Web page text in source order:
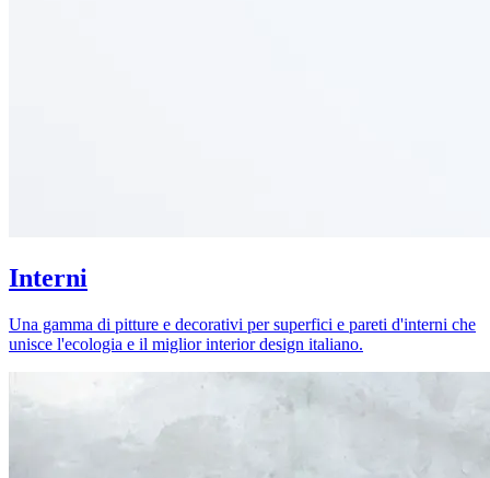
Interni
Una gamma di pitture e decorativi per superfici e pareti d'interni che
unisce l'ecologia e il miglior interior design italiano.